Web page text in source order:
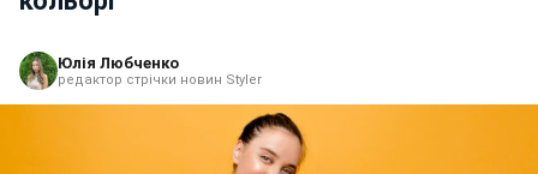
Юлія Любченко
редактор стрічки новин Styler